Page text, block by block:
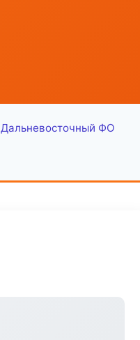
Дальневосточный ФО